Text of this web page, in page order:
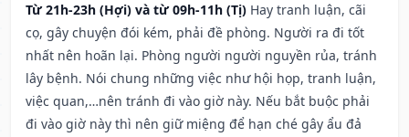
Từ 21h-23h (Hợi) và từ 09h-11h (Tị) Hay tranh luận, cãi
cọ, gây chuyện đói kém, phải đề phòng. Người ra đi tốt
nhất nên hoãn lại. Phòng người người nguyền rủa, tránh
lây bệnh. Nói chung những việc như hội họp, tranh luận,
việc quan,…nên tránh đi vào giờ này. Nếu bắt buộc phải
đi vào giờ này thì nên giữ miệng để hạn ché gây ẩu đả